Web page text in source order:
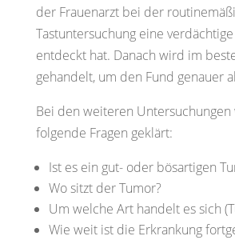
der Frauenarzt bei der
Tastuntersuchung eine
entdeckt hat. Danach wird im
gehandelt, um den Fund genauer
Bei den weiteren Untersuchungen
folgende Fragen geklärt:
Ist es ein gut- oder bösartigen
Wo sitzt der Tumor?
Um welche Art handelt es sich
Wie weit ist die Erkrankung